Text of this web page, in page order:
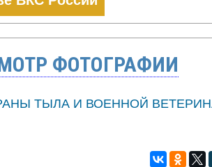
ФОТОГРАФИИ
ТЫЛА И ВОЕННОЙ